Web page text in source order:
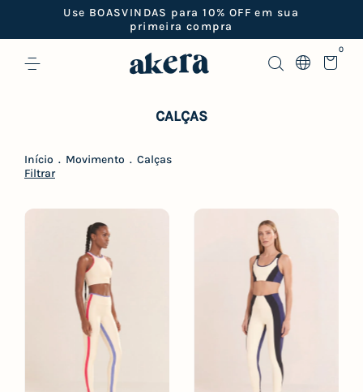
Frete grátis em pedidos acima de R$499
0
CALÇAS
Início . Movimento . Calças
Filtrar